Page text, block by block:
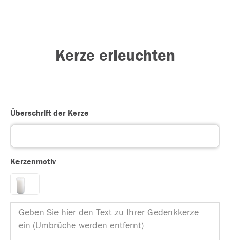
Kerze erleuchten
Überschrift der Kerze
Kerzenmotiv